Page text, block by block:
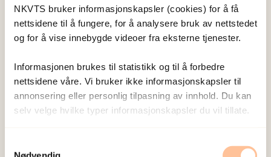
NKVTS bruker informasjonskapsler (cookies) for å få
nettsidene til å fungere, for å analysere bruk av nettstedet
og for å vise innebygde videoer fra eksterne tjenester.
Informasjonen brukes til statistikk og til å forbedre
nettsidene våre. Vi bruker ikke informasjonskapsler til
annonsering eller personlig tilpasning av innhold. Du kan
selv velge hvilke typer informasjonskapsler du vil tillate.
here(right click and select «save target as…»)
Grønlie, Runhild
Senior
kommunikasjonsrådgiver